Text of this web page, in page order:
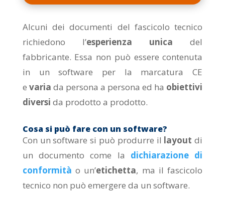
Alcuni dei documenti del fascicolo tecnico
richiedono l’esperienza unica
del
fabbricante. Essa non può essere contenuta
in un software per la marcatura CE
e varia da persona a persona ed ha obiettivi
diversi da prodotto a prodotto.
Cosa si può fare con un software?
Con un software si può produrre il layout di
un documento come la
dichiarazione di
conformità o un’etichetta, ma il fascicolo
tecnico non può emergere da un software.